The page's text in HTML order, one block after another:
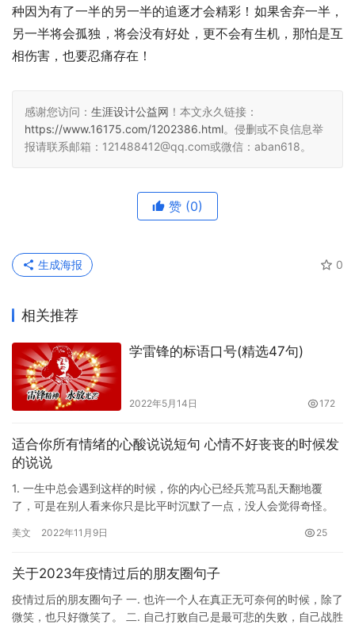
种因为有了一半的另一半的追逐才会精彩！如果舍弃一半，
另一半将会孤独，将会没有好处，更不会有生机，那怕是互
相伤害，也要忍痛存在！
感谢您访问： 生涯设计公益网 ！本文永久链接：
https://www.16175.com/1202386.html。侵删或不良信息举
报请联系邮箱：121488412@qq.com或微信：aban618。
赞 (0)
0
生成海报
相关推荐
学雷锋的标语口号(精选47句)
2022年5月14日 172
适合你所有情绪的心酸说说短句 心情不好丧丧的时候发
的说说
1. 一生中总会遇到这样的时候，你的内心已经兵荒马乱天翻地覆
了，可是在别人看来你只是比平时沉默了一点，没人会觉得奇怪。
美文 2022年11月9日 25
关于2023年疫情过后的朋友圈句子
疫情过后的朋友圈句子 一. 也许一个人在真正无可奈何的时候，除了
微笑，也只好微笑了。 二. 自己打败自己是最可悲的失败，自己战胜